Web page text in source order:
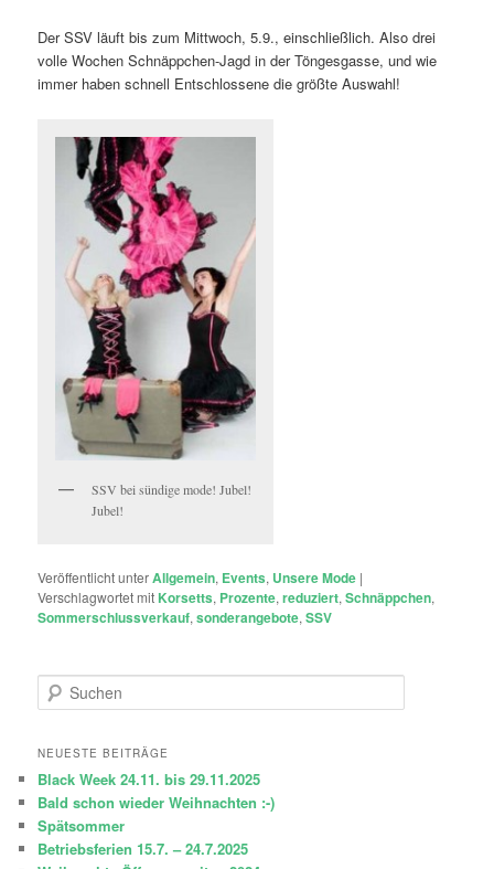
Der SSV läuft bis zum Mittwoch, 5.9., einschließlich. Also drei
volle Wochen Schnäppchen-Jagd in der Töngesgasse, und wie
immer haben schnell Entschlossene die größte Auswahl!
SSV bei sündige mode! Jubel!
Jubel!
Veröffentlicht unterAllgemein, Events, Unsere Mode |
Verschlagwortet mit Korsetts, Prozente,reduziert,Schnäppchen,
Sommerschlussverkauf,sonderangebote,SSV
u
h
n
NEUESTE BEITRÄGE
Black Week 24.11. bis 29.11.2025
Bald schon wieder Weihnachten :-)
Spätsommer
Betriebsferien 15.7. – 24.7.2025